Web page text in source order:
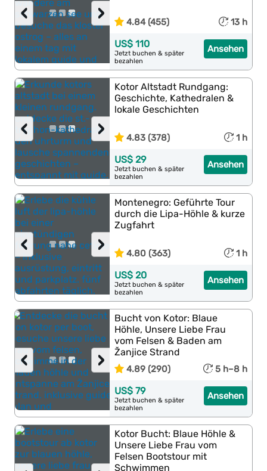
›
‹ 4.84 (455) 13 h
Ansehen
US$ 110
Jetzt buchen & später
bezahlen
›
‹
Kotor Altstadt Rundgang:
Geschichte, Kathedralen &
lokale Geschichten
4.83 (378) 1 h
Ansehen
US$ 29
Jetzt buchen & später
bezahlen
›
‹
Montenegro: Geführte Tour
durch die Lipa-Höhle & kurze
Zugfahrt
4.80 (363) 1 h
Ansehen
US$ 20
Jetzt buchen & später
bezahlen
›
‹
Bucht von Kotor: Blaue
Höhle, Unsere Liebe Frau
vom Felsen & Baden am
Žanjice Strand
4.89 (290) 5 h–8 h
Ansehen
US$ 79
Jetzt buchen & später
bezahlen
Kotor Bucht: Blaue Höhle &
Unsere Liebe Frau vom
Felsen Bootstour mit
Schwimmen